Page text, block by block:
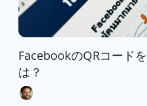
FacebookのQRコード
は？